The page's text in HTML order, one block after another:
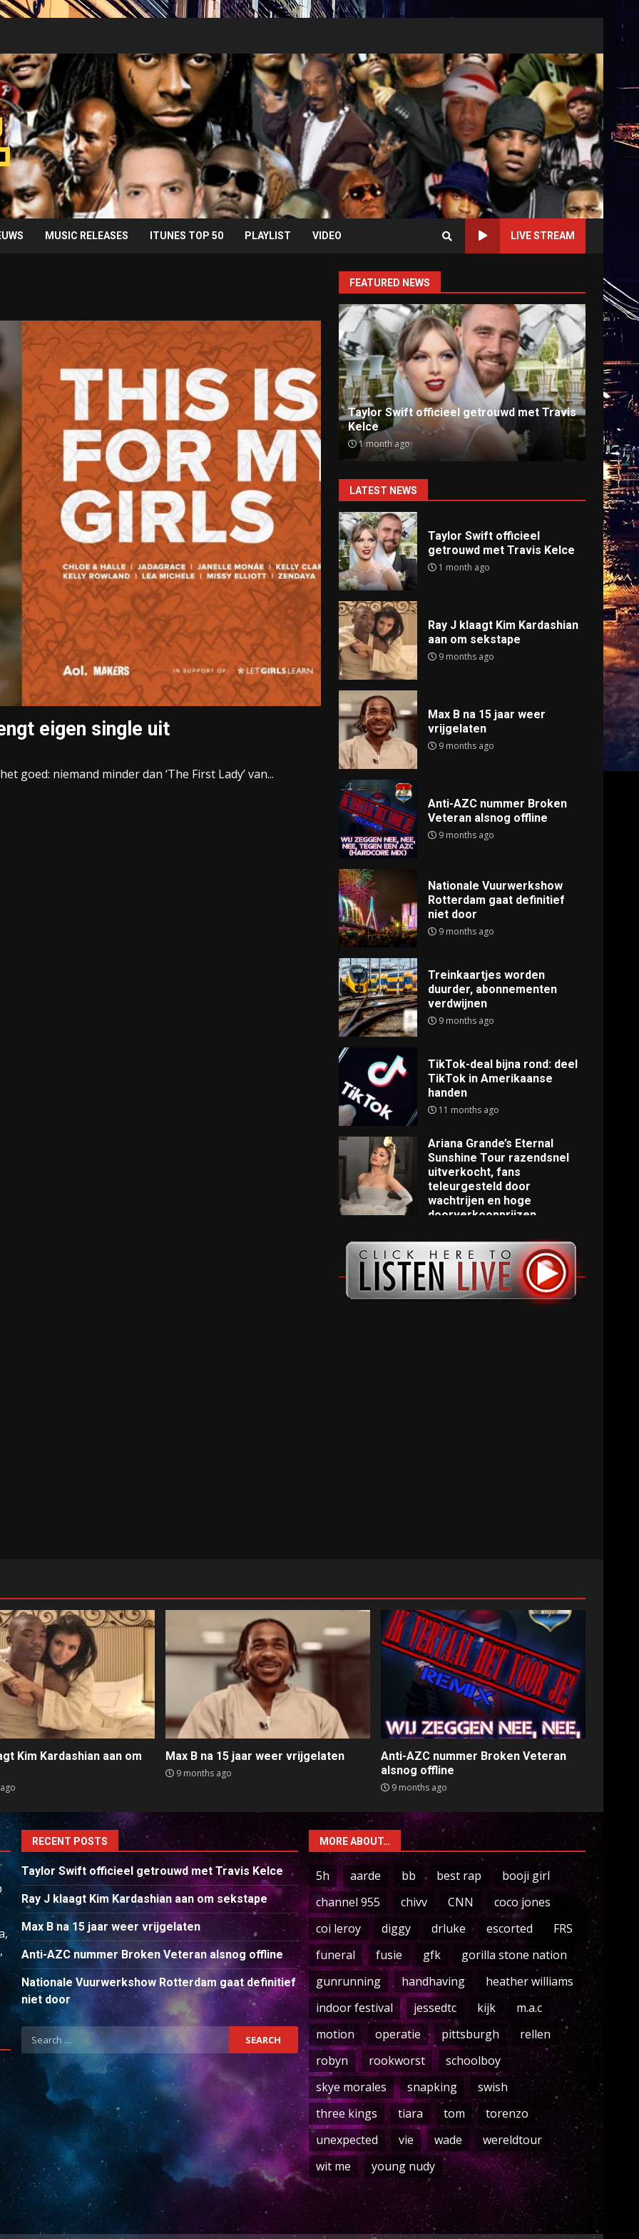
MUSIC RELEASES ITUNES TOP 50 PLAYLIST VIDEO LIVE STREAM
eigen single uit
goed: niemand minder dan ‘The First Lady’ van...
FEATURED NEWS
Taylor Swift officieel getrouwd met Travis
Kelce
1 month ago
Ray J klaagt Kim Kardashian aan om
sekstape
9 months ago
Anti-
9
LATEST NEWS
Taylor Swift officieel
getrouwd met Travis Kelce
1 month ago
Ray J klaagt Kim Kardashian
aan om sekstape
9 months ago
Max B na 15 jaar weer
vrijgelaten
9 months ago
Anti-AZC nummer Broken
Veteran alsnog offline
9 months ago
Nationale Vuurwerkshow
Rotterdam gaat definitief
niet door
9 months ago
Treinkaartjes worden
duurder, abonnementen
verdwijnen
9 months ago
TikTok-deal bijna rond: deel
TikTok in Amerikaanse
handen
11 months ago
Ariana Grande’s Eternal
Sunshine Tour razendsnel
uitverkocht, fans
teleurgesteld door
wachtrijen en hoge
doorverkoopprijzen
Kim Kardashian aan om
Max B na 15 jaar weer vrijgelaten
9 months ago
Anti-AZC nummer Broken Veteran
alsnog offline
9 months ago
RECENT POSTS
Taylor Swift officieel getrouwd met Travis Kelce
Ray J klaagt Kim Kardashian aan om sekstape
Max B na 15 jaar weer vrijgelaten
Anti-AZC nummer Broken Veteran alsnog offline
Nationale Vuurwerkshow Rotterdam gaat definitief
niet door
Search
for:
MORE ABOUT…
5h aarde bb best rap
booji girl
channel 955
chivv CNN
coco jones
coi leroy
diggy drluke escorted
FRS
funeral
fusie gfk
gorilla stone nation
gunrunning
handhaving
heather williams
indoor festival
jessedtc kijk
m.a.c
motion
operatie pittsburgh
rellen
robyn
rookworst
schoolboy
skye morales
snapking
swish
three kings
tiara tom
torenzo
unexpected
vie wade
wereldtour
wit me
young nudy